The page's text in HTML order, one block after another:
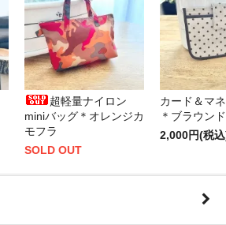
超軽量ナイロン
miniバッグ＊オレンジカ
モフラ
SOLD OUT
カード＆マ
＊ブラウン
2,000円(税